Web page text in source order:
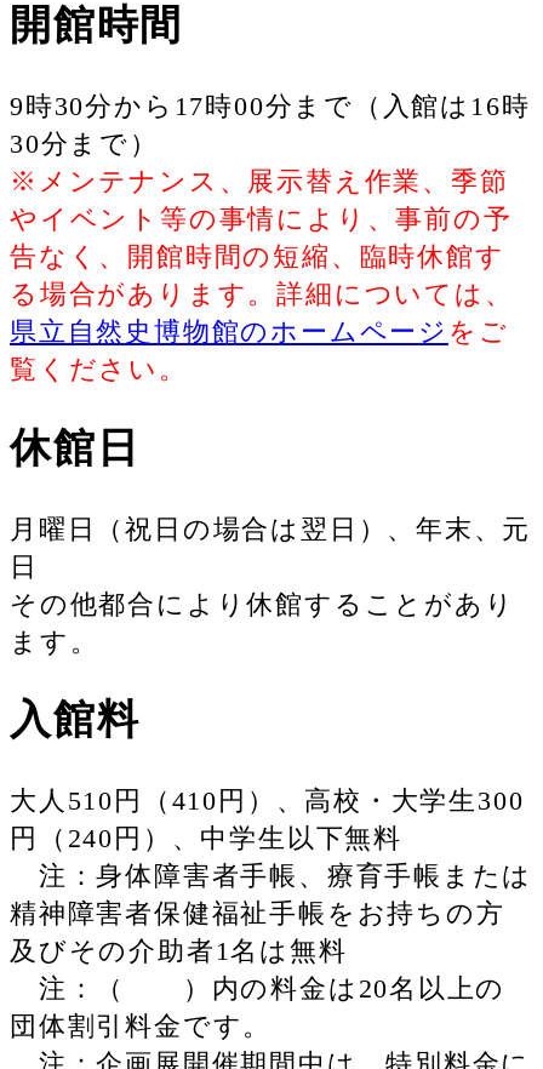
開館時間
9時30分から17時00分まで（入館は16時
30分まで）
※メンテナンス、展示替え作業、季節
やイベント等の事情により、事前の予
告なく、開館時間の短縮、臨時休館す
る場合があります。詳細については、
県立自然史博物館のホームページ をご
覧ください。
休館日
月曜日（祝日の場合は翌日）、年末、元
日
その他都合により休館することがあり
ます。
入館料
大人510円（410円）、高校・大学生300
円（240円）、中学生以下無料
注：身体障害者手帳、療育手帳または
精神障害者保健福祉手帳をお持ちの方
及びその介助者1名は無料
注：（ ）内の料金は20名以上の
団体割引料金です。